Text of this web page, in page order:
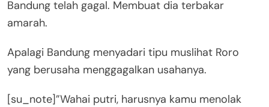
Bandung telah gagal. Membuat dia terbakar
amarah.
Apalagi Bandung menyadari tipu muslihat Roro
yang berusaha menggagalkan usahanya.
[su_note]”Wahai putri, harusnya kamu menolak